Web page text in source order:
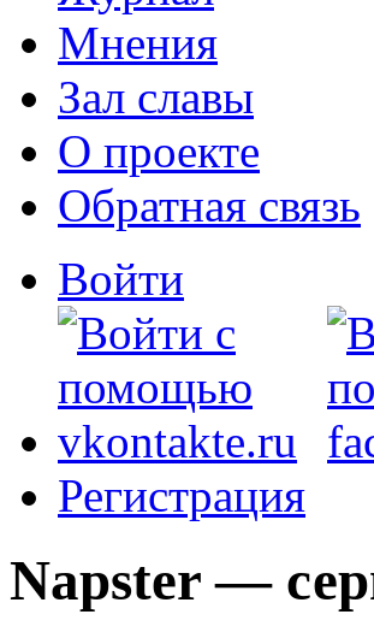
Мнения
Зал славы
О проекте
Обратная связь
Войти
Регистрация
Napster —